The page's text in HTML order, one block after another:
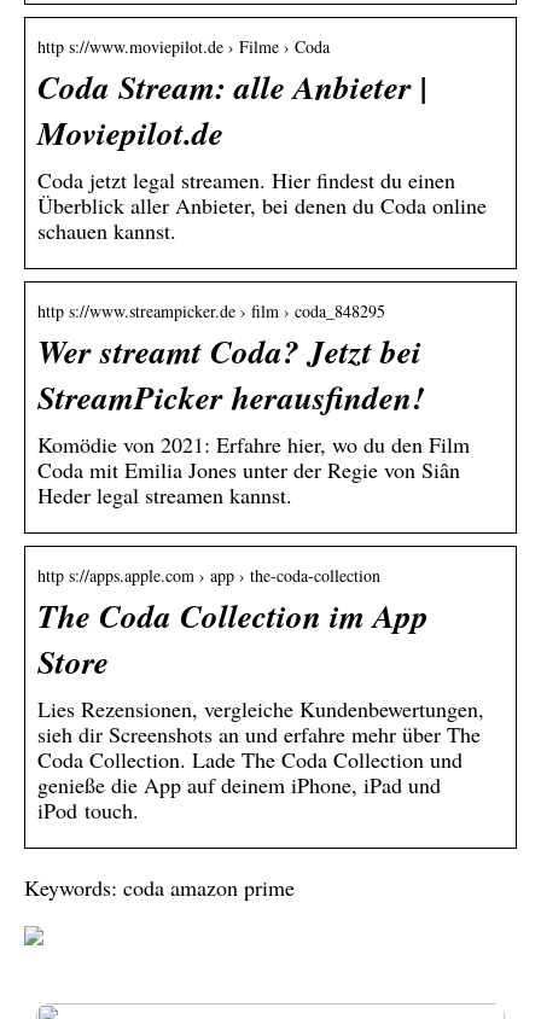
http s://www.moviepilot.de › Filme › Coda
Coda Stream: alle Anbieter |
Moviepilot.de
Coda jetzt legal streamen. Hier findest du einen
Überblick aller Anbieter, bei denen du Coda online
schauen kannst.
http s://www.streampicker.de › film › coda_848295
Wer streamt Coda? Jetzt bei
StreamPicker herausfinden!
Komödie von 2021: Erfahre hier, wo du den Film
Coda mit Emilia Jones unter der Regie von Siân
Heder legal streamen kannst.
http s://apps.apple.com › app › the-coda-collection
The Coda Collection im App
Store
Lies Rezensionen, vergleiche Kundenbewertungen,
sieh dir Screenshots an und erfahre mehr über The
Coda Collection. Lade The Coda Collection und
genieße die App auf deinem iPhone, iPad und
iPod touch.
Keywords: coda amazon prime